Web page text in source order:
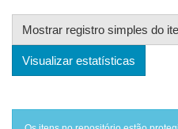
Mostrar registro simples do
Visualizar estatísticas